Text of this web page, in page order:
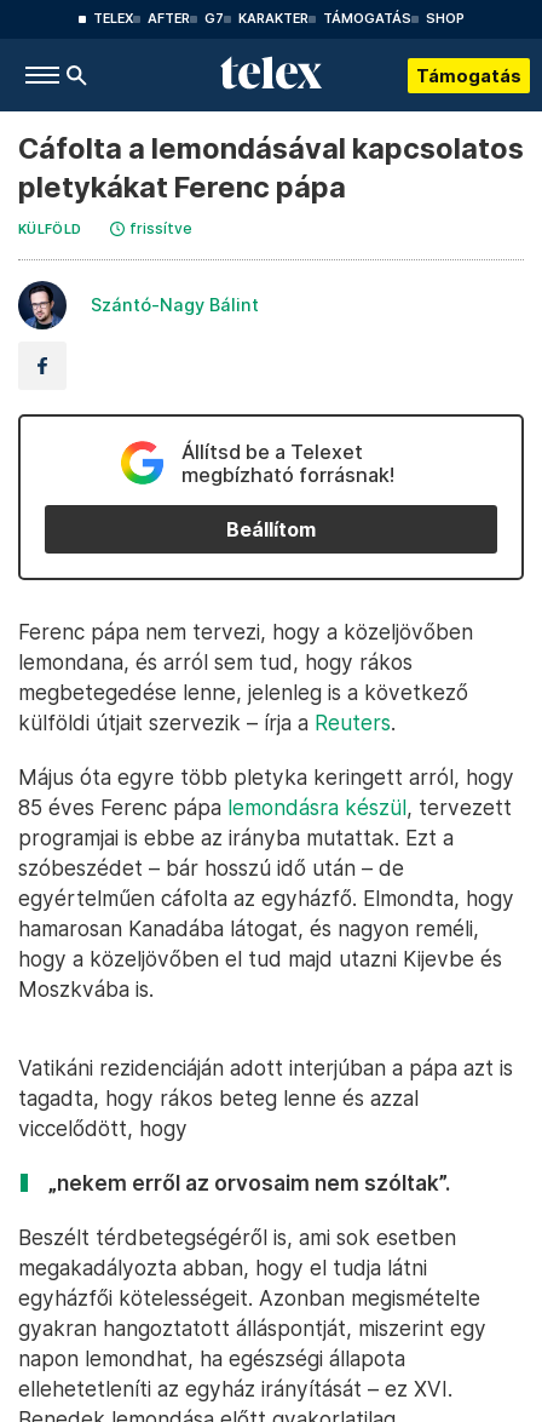
TELEX AFTER G7 KARAKTER TÁMOGATÁS SHOP
Támogatás
Cáfolta a lemondásával kapcsolatos
pletykákat Ferenc pápa
KÜLFÖLD frissítve
Szántó-Nagy Bálint
Állítsd be a Telexet
megbízható forrásnak!
Beállítom
Ferenc pápa nem tervezi, hogy a közeljövőben
lemondana, és arról sem tud, hogy rákos
megbetegedése lenne, jelenleg is a következő
külföldi útjait szervezik – írja a Reuters.
Május óta egyre több pletyka keringett arról, hogy
85 éves Ferenc pápa lemondásra készül, tervezett
programjai is ebbe az irányba mutattak. Ezt a
szóbeszédet – bár hosszú idő után – de
egyértelműen cáfolta az egyházfő. Elmondta, hogy
hamarosan Kanadába látogat, és nagyon reméli,
hogy a közeljövőben el tud majd utazni Kijevbe és
Moszkvába is.
Vatikáni rezidenciáján adott interjúban a pápa azt is
tagadta, hogy rákos beteg lenne és azzal
viccelődött, hogy
„nekem erről az orvosaim nem szóltak”.
Beszélt térdbetegségéről is, ami sok esetben
megakadályozta abban, hogy el tudja látni
egyházfői kötelességeit. Azonban megismételte
gyakran hangoztatott álláspontját, miszerint egy
napon lemondhat, ha egészségi állapota
ellehetetleníti az egyház irányítását – ez XVI.